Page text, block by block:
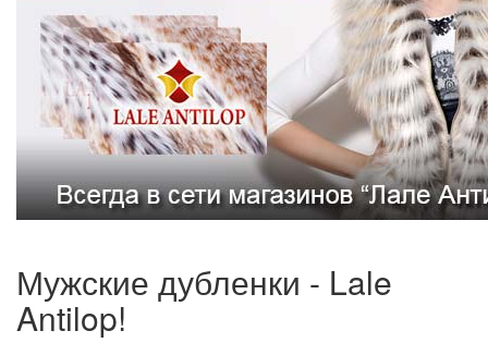
Мужские дубленки - Lale
Antilop!